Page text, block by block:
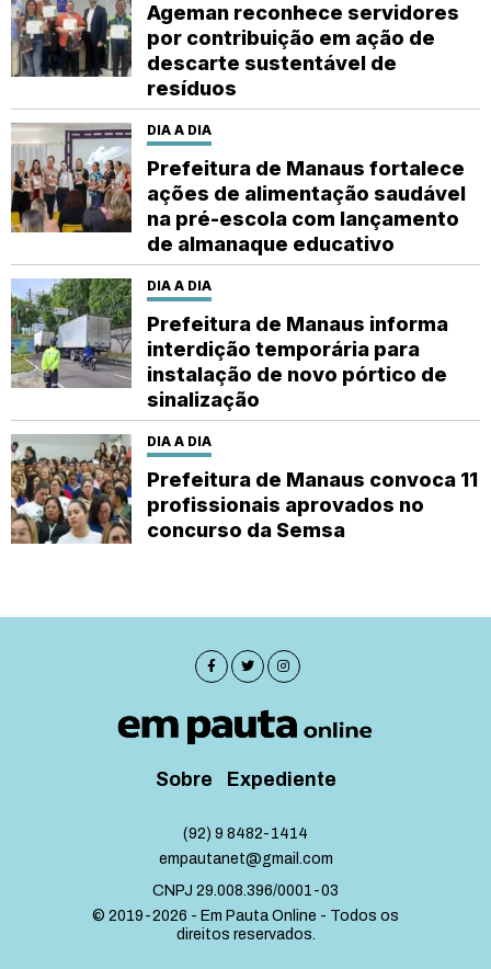
Ageman reconhece servidores
por contribuição em ação de
descarte sustentável de
resíduos
DIA A DIA
Prefeitura de Manaus fortalece
ações de alimentação saudável
na pré-escola com lançamento
de almanaque educativo
DIA A DIA
Prefeitura de Manaus informa
interdição temporária para
instalação de novo pórtico de
sinalização
DIA A DIA
Prefeitura de Manaus convoca 11
profissionais aprovados no
concurso da Semsa
Sobre Expediente
(92) 9 8482-1414
empautanet@gmail.com
CNPJ 29.008.396/0001-03
© 2019-2026 - Em Pauta Online - Todos os
direitos reservados.